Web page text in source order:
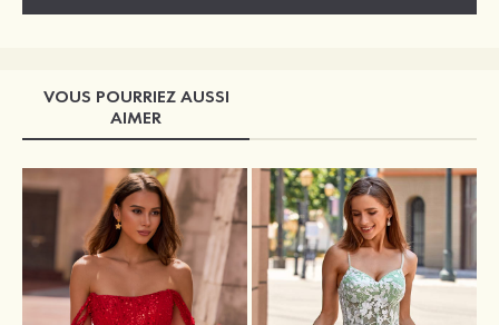
VOUS POURRIEZ AUSSI
AIMER